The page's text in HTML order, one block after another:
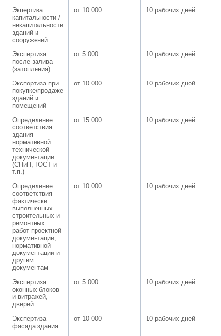
Экпертиза
капитальности /
некапитальности
зданий и
сооружений
от 10 000 10 рабочих дней
Экспертиза
после залива
(затопления)
от 5 000 10 рабочих дней
Экспертиза при
покупке/продаже
зданий и
помещений
от 10 000 10 рабочих дней
Определение
соответствия
здания
нормативной
технической
документации
(СНиП, ГОСТ и
т.п.)
от 15 000 10 рабочих дней
Определение
соответствия
фактически
выполненных
строительных и
ремонтных
работ проектной
документации,
нормативной
документации и
другим
документам
от 10 000 10 рабочих дней
Экспертиза
оконных блоков
и витражей,
дверей
от 5 000 10 рабочих дней
Экспертиза
фасада здания
от 10 000 10 рабочих дней